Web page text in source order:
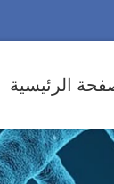
الرئيسية